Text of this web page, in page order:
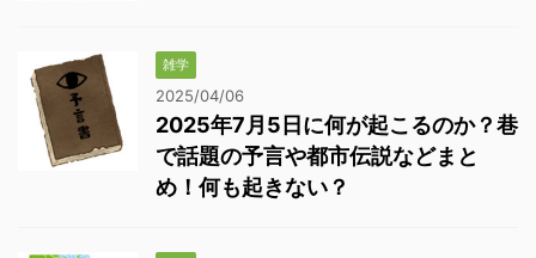
雑学
2025/04/06
2025年7月5日に何が起こるのか？巷
で話題の予言や都市伝説などまと
め！何も起きない？